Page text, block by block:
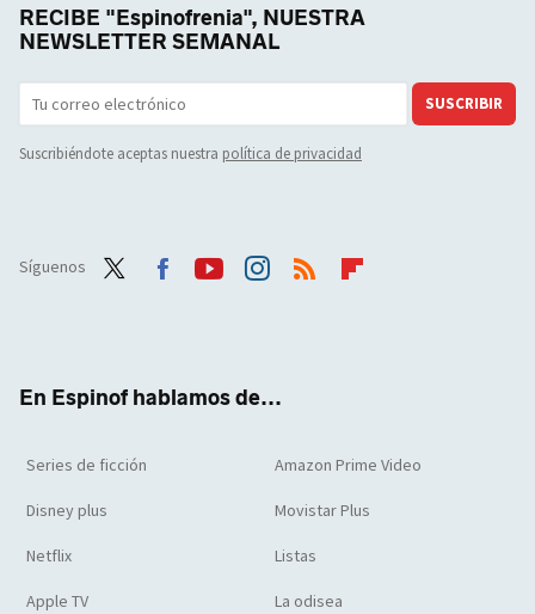
RECIBE "Espinofrenia", NUESTRA
NEWSLETTER SEMANAL
SUSCRIBIR
Suscribiéndote aceptas nuestra política de privacidad
Síguenos
En Espinof hablamos de...
Series de ficción Amazon Prime Video
Disney plus Movistar Plus
Netflix Listas
Apple TV La odisea